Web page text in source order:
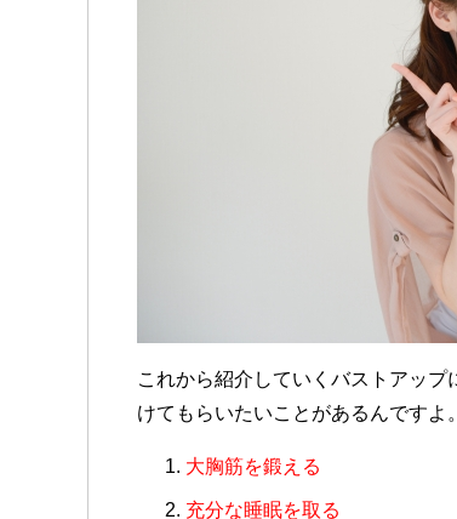
これから紹介していくバストアッ
けてもらいたいことがあるんですよ。
大胸筋を鍛える
充分な睡眠を取る